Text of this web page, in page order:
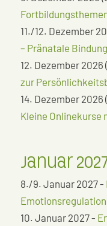
11./12. Dezember
– Pränatale Bindung
12. Dezember 2026
zur
14. Dezember 2026
Kleine Onlinekurse
Januar
8./9. Januar 2027 -
10. Januar 2027 -